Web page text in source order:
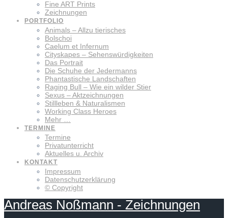
Fine ART Prints
Zeichnungen
PORTFOLIO
Animals – Allzu tierisches
Bolschoi
Caelum et Infernum
Cityskapes – Sehenswürdigkeiten
Das Portrait
Die Schuhe der Jedermanns
Phantastische Landschaften
Raging Bull – Wie ein wilder Stier
Sexus – Aktzeichnungen
Stillleben & Naturalismen
Working Class Heroes
Mehr …
TERMINE
Termine
Privatunterricht
Aktuelles u. Archiv
KONTAKT
Impressum
Datenschutzerklärung
© Copyright
Andreas Noßmann - Zeichnungen